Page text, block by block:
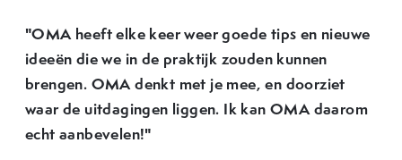
"OMA heeft elke keer weer goede tips en nieuwe
ideeën die we in de praktijk zouden kunnen
brengen. OMA denkt met je mee, en doorziet
waar de uitdagingen liggen. Ik kan OMA daarom
echt aanbevelen!"